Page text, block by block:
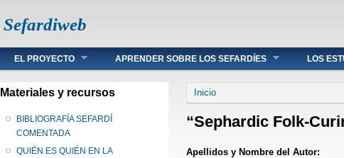
Sefardiweb
Main menu
EL PROYECTO APRENDER SOBRE LOS SEFARDÍES LOS
Materiales y recursos
BIBLIOGRAFÍA SEFARDÍ
COMENTADA
QUIÉN ES QUIÉN EN LA
Se encuentra usted aquí
Inicio
“Sephardic Folk-
Apellidos y Nombre del Autor: